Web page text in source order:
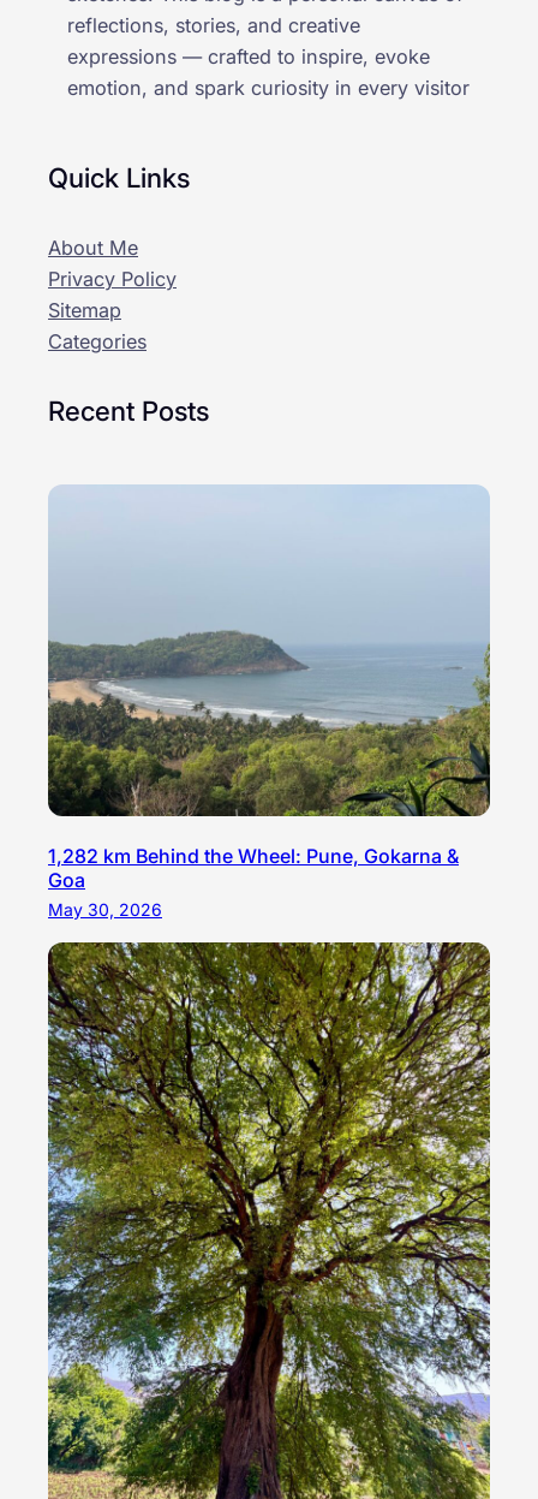
reflections, stories, and creative
expressions — crafted to inspire, evoke
emotion, and spark curiosity in every visitor
Quick Links
About Me
Privacy Policy
Sitemap
Categories
Recent Posts
1,282 km Behind the Wheel: Pune, Gokarna &
Goa
May 30, 2026